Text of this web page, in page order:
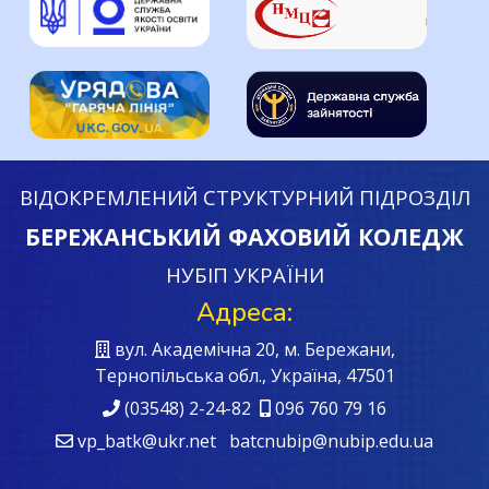
ВІДОКРЕМЛЕНИЙ СТРУКТУРНИЙ ПІДРОЗДІЛ
БЕРЕЖАНСЬКИЙ ФАХОВИЙ КОЛЕДЖ
НУБІП УКРАЇНИ
Адреса:
вул. Академічна 20, м. Бережани,
Тернопільська обл., Україна, 47501
(03548) 2-24-82
096 760 79 16
vp_batk@ukr.net batcnubip@nubip.edu.ua